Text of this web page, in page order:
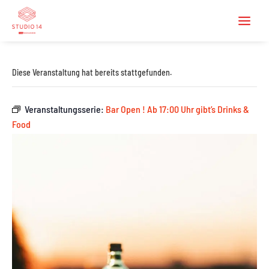
Diese Veranstaltung hat bereits stattgefunden.
Veranstaltungsserie: Bar Open ! Ab 17:00 Uhr gibt’s Drinks &
Food